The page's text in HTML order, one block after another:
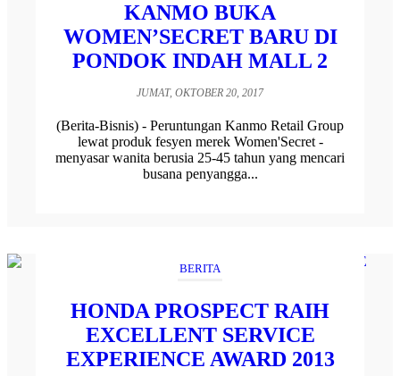
KANMO BUKA
WOMEN’SECRET BARU DI
PONDOK INDAH MALL 2
JUMAT, OKTOBER 20, 2017
(Berita-Bisnis) - Peruntungan Kanmo Retail Group
lewat produk fesyen merek Women'Secret -
menyasar wanita berusia 25-45 tahun yang mencari
busana penyangga...
BERITA
HONDA PROSPECT RAIH
EXCELLENT SERVICE
EXPERIENCE AWARD 2013